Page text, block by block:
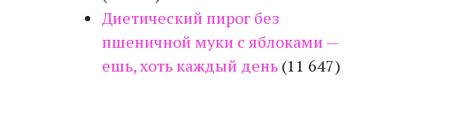
Диетический пирог без
пшеничной муки с яблоками —
ешь, хоть каждый день (11 647)